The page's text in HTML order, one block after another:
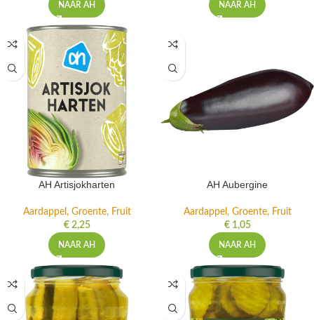
NAAR AH NAAR AH
AH Artisjokharten
Aardappel, Groente, Fruit
€2,25
NAAR AH
AH Aubergine
Aardappel, Groente, Fruit
€1,05
NAAR AH